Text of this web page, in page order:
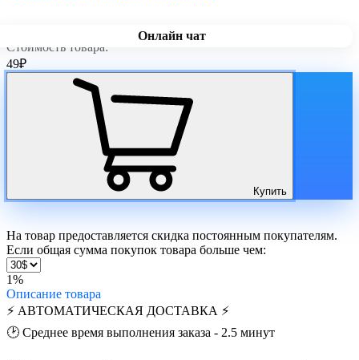
Онлайн чат
Стоимость товара:
49₽
Купить
На товар предоставляется скидка постоянным покупателям.
Если общая сумма покупок товара больше чем:
1%
Описание товара
⚡️ АВТОМАТИЧЕСКАЯ ДОСТАВКА ⚡️
🕑 Среднее время выполнения заказа - 2.5 минут